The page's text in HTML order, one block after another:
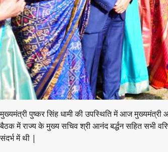
मुख्यमंत्री पुष्कर सिंह धामी की उपस्थिति में आज
बैठक में राज्य के मुख्य सचिव श्री आनंद बर्द्धन सहित सभी
संदर्भ में थी |